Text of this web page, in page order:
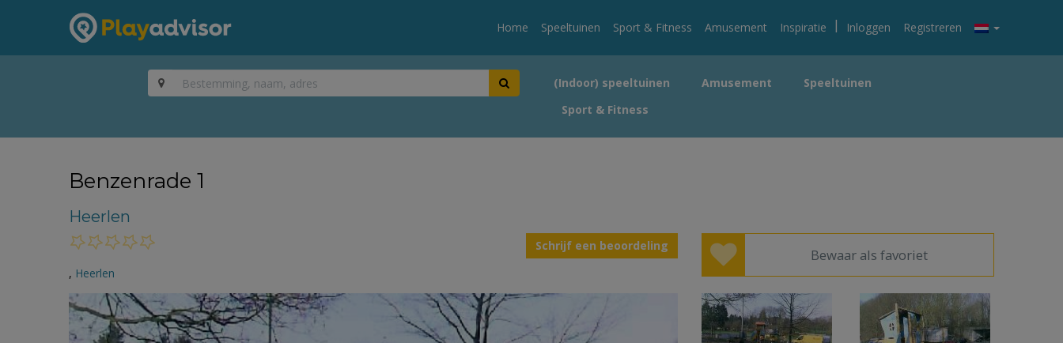
Home Speeltuinen Sport & Fitness Amusement Inspiratie | Inloggen Registreren
(Indoor) speeltuinen Amusement
Speeltuinen
Sport & Fitness
Benzenrade 1
Heerlen
Schrijf een beoordeling
, Heerlen
Bewaar als favoriet